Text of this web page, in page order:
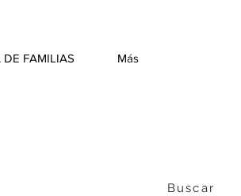
DE FAMILIAS Más
Buscar